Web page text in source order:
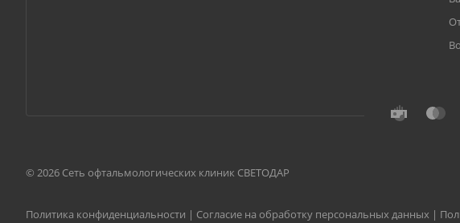
© 2026 Сеть офтальмологических клиник СВЕТОДАР
Политика конфиденциальности | Согласие на обработку персональных данных |